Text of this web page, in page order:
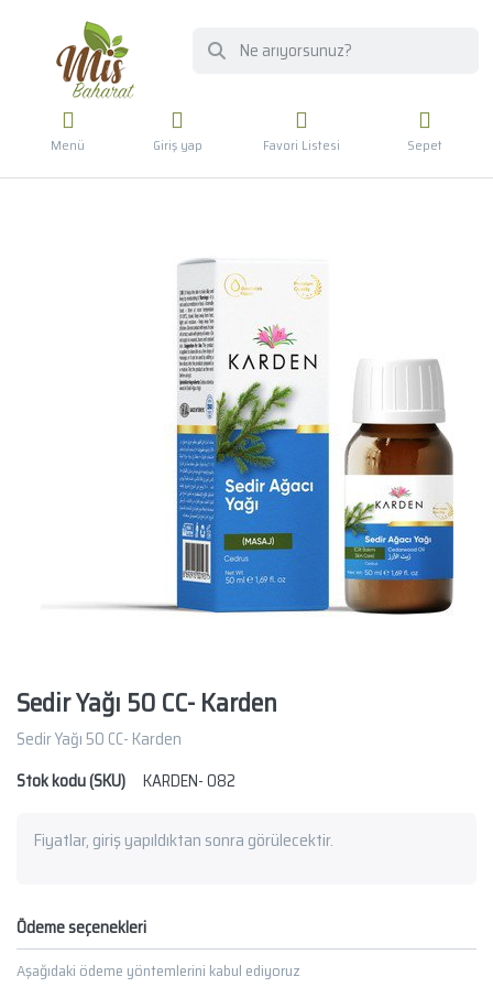
Menü Giriş yap Favori Listesi Sepet
Sedir Yağı 50 CC- Karden
Sedir Yağı 50 CC- Karden
Stok kodu (SKU)
KARDEN- 082
Fiyatlar, giriş yapıldıktan sonra görülecektir.
Ödeme seçenekleri
Aşağıdaki ödeme yöntemlerini kabul ediyoruz